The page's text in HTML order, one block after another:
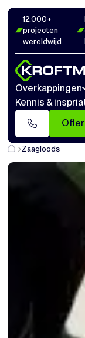
12.000+
projecten
wereldwijd
Overkappingen
Kennis &
Zaagloods